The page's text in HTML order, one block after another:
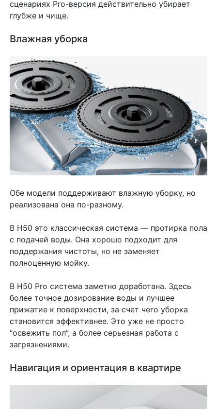
сценариях Pro-версия действительно убирает
глубже и чище.
Влажная уборка
Обе модели поддерживают влажную уборку, но
реализована она по-разному.
В H50 это классическая система — протирка пола
с подачей воды. Она хорошо подходит для
поддержания чистоты, но не заменяет
полноценную мойку.
В H50 Pro система заметно доработана. Здесь
более точное дозирование воды и лучшее
прижатие к поверхности, за счет чего уборка
становится эффективнее. Это уже не просто
“освежить пол”, а более серьезная работа с
загрязнениями.
Навигация и ориентация в квартире